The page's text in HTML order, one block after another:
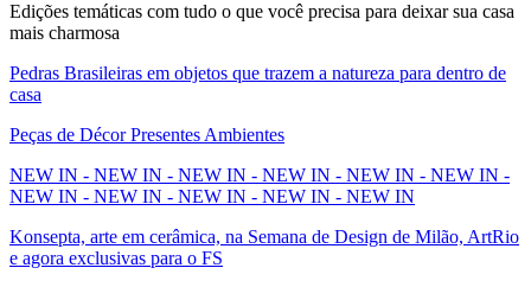
Edições temáticas com tudo o que você precisa para deixar sua casa
mais charmosa
Pedras Brasileiras em objetos que trazem a natureza para dentro de
casa
Peças de Décor Presentes Ambientes
NEW IN - NEW IN - NEW IN - NEW IN - NEW IN - NEW IN -
NEW IN - NEW IN - NEW IN - NEW IN - NEW IN
Konsepta, arte em cerâmica, na Semana de Design de Milão, ArtRio
e agora exclusivas para o FS